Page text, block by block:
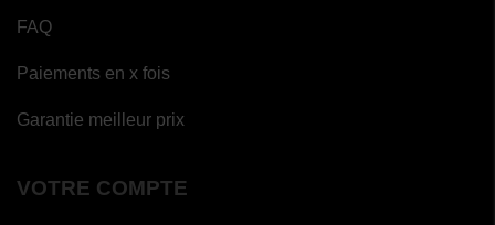
FAQ
Paiements en x fois
Garantie meilleur prix
VOTRE COMPTE